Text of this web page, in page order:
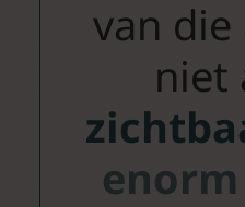
van
niet
enorm